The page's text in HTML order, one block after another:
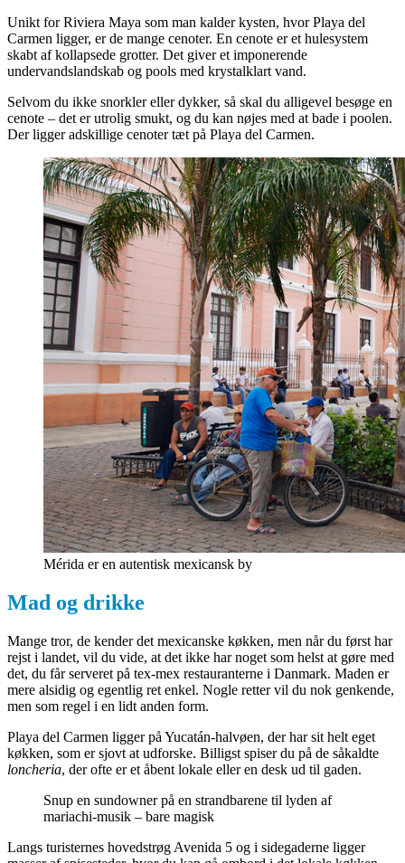
Unikt for Riviera Maya som man kalder kysten, hvor Playa del
Carmen ligger, er de mange cenoter. En cenote er et hulesystem
skabt af kollapsede grotter. Det giver et imponerende
undervandslandskab og pools med krystalklart vand.
Selvom du ikke snorkler eller dykker, så skal du alligevel besøge en
cenote – det er utrolig smukt, og du kan nøjes med at bade i poolen.
Der ligger adskillige cenoter tæt på Playa del Carmen.
Mérida er en autentisk mexicansk by
Mad og drikke
Mange tror, de kender det mexicanske køkken, men når du først har
rejst i landet, vil du vide, at det ikke har noget som helst at gøre med
det, du får serveret på tex-mex restauranterne i Danmark. Maden er
mere alsidig og egentlig ret enkel. Nogle retter vil du nok genkende,
men som regel i en lidt anden form.
Playa del Carmen ligger på Yucatán-halvøen, der har sit helt eget
køkken, som er sjovt at udforske. Billigst spiser du på de såkaldte
loncheria, der ofte er et åbent lokale eller en desk ud til gaden.
Snup en sundowner på en strandbarene til lyden af
mariachi-musik – bare magisk
Langs turisternes hovedstrøg Avenida 5 og i sidegaderne ligger